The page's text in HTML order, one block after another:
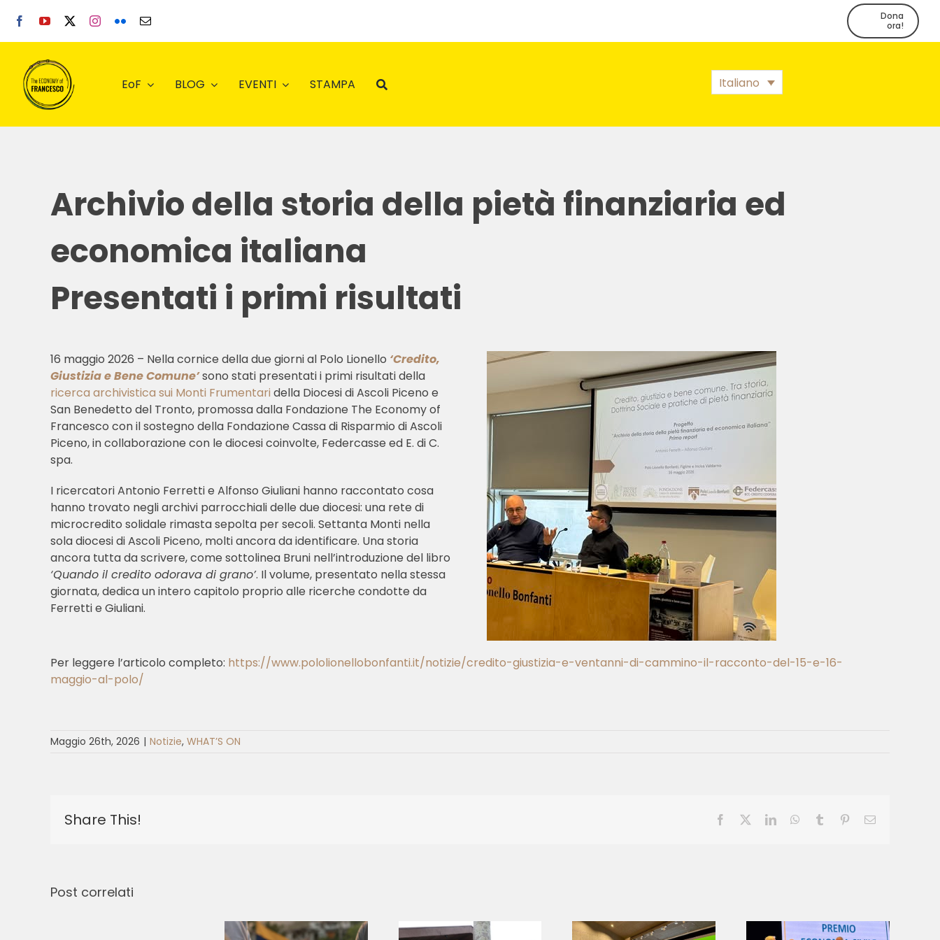
contenuto
Dona
ora!
EoF BLOG EVENTI STAMPA Italiano
Archivio della storia della pietà finanziaria ed
economica italiana
Presentati i primi risultati
16 maggio 2026 – Nella cornice della due giorni al Polo Lionello ‘Credito,
Giustizia e Bene Comune’sono stati presentati i primi risultati della
ricerca archivistica sui Monti Frumentari della Diocesi di Ascoli Piceno e
San Benedetto del Tronto, promossa dalla Fondazione The Economy of
Francesco con il sostegno della Fondazione Cassa di Risparmio di Ascoli
Piceno, in collaborazione con le diocesi coinvolte, Federcasse ed E. di C.
spa.
I ricercatori Antonio Ferretti e Alfonso Giuliani hanno raccontato cosa
hanno trovato negli archivi parrocchiali delle due diocesi: una rete di
microcredito solidale rimasta sepolta per secoli. Settanta Monti nella
sola diocesi di Ascoli Piceno, molti ancora da identificare. Una storia
ancora tutta da scrivere, come sottolinea Bruni nell’introduzione del libro
‘Quando il credito odorava di grano’. Il volume, presentato nella stessa
giornata, dedica un intero capitolo proprio alle ricerche condotte da
Ferretti e Giuliani.
Per leggere l’articolo completo: https://www.pololionellobonfanti.it/notizie/credito-giustizia-e-ventanni-di-cammino-il-racconto-del-15-e-16-
maggio-al-polo/
Maggio 26th, 2026 | Notizie, WHAT’S ON
Share This! Facebook LinkedInWhatsApp
Tumblr PinterestEmail
Post correlati
Casa de
Francesco al